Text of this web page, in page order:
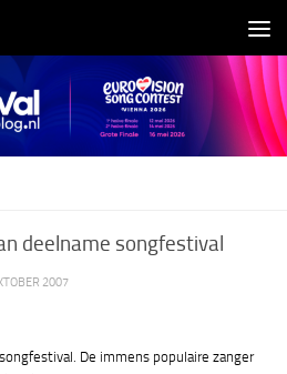
deelname songfestival
2007
De immens populaire zanger